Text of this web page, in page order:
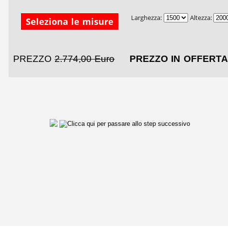
Seleziona le misure Larghezza: Altezza:
PREZZO2.774,00 Euro PREZZO IN OFFERTA